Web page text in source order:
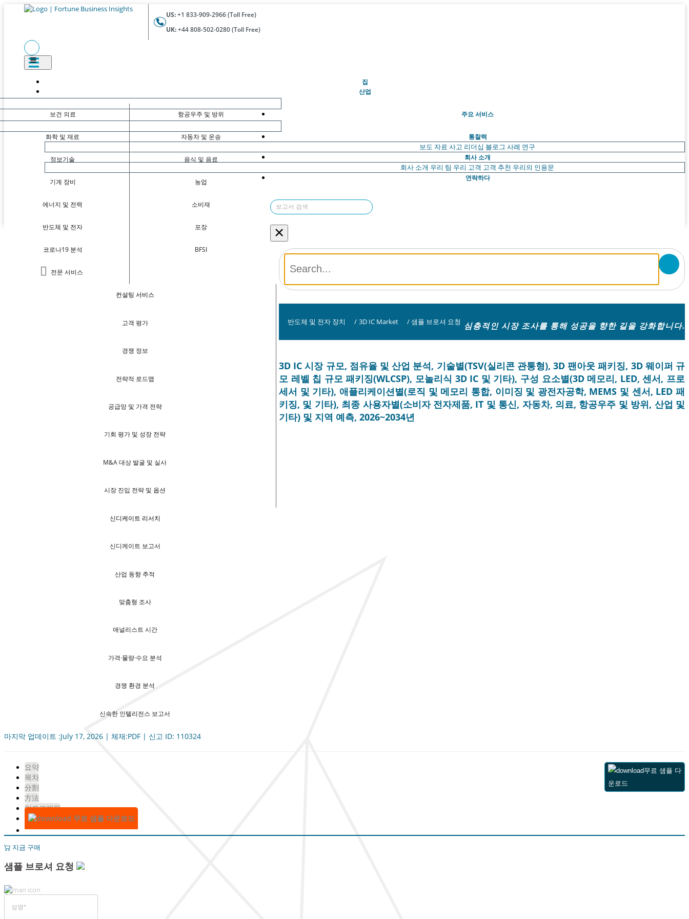
US:+1 833-909-2966 (Toll Free)
UK:+44 808-502-0280 (Toll Free)
집(현재의)
산업
보건 의료
화학 및 재료
정보기술
기계 장비
에너지 및 전력
반도체 및 전자
코로나19 분석
전문 서비스
항공우주 및 방위
자동차 및 운송
음식 및 음료
농업
소비재
포장
BFSI
주요 서비스
컨설팅 서비스
고객 평가
경쟁 정보
전략적 로드맵
공급망 및 가격 전략
기회 평가 및 성장 전략
M&A 대상 발굴 및 실사
시장 진입 전략 및 옵션
신디케이트 리서치
신디케이트 보고서
산업 동향 추적
맞춤형 조사
애널리스트 시간
가격·물량·수요 분석
경쟁 환경 분석
신속한 인텔리전스 보고서
통찰력
보도 자료 사고 리더십 블로그 사례 연구
회사 소개
회사 소개 우리 팀 우리 고객 고객 추천 우리의 인용문
연락하다
×
반도체 및 전자 장치 / 3D IC Market / 샘플 브로셔 요청 심층적인 시장 조사를 통해 성공을 향한 길을 강화합니다.
3D IC 시장 규모, 점유율 및 산업 분석, 기술별(TSV(실리콘 관통형), 3D 팬아웃 패키징, 3D 웨이퍼 규
모 레벨 칩 규모 패키징(WLCSP), 모놀리식 3D IC 및 기타), 구성 요소별(3D 메모리, LED, 센서, 프로
세서 및 기타), 애플리케이션별(로직 및 메모리 통합, 이미징 및 광전자공학, MEMS 및 센서, LED 패
키징, 및 기타), 최종 사용자별(소비자 전자제품, IT 및 통신, 자동차, 의료, 항공우주 및 방위, 산업 및
기타) 및 지역 예측, 2026~2034년
마지막 업데이트 :July 17, 2026 | 체재:PDF | 신고 ID: 110324
요약
목차
分割
方法
인포그래픽
무료 샘플 다운로드
무료 샘플 다
운로드
지금 구매
샘플 브로셔 요청